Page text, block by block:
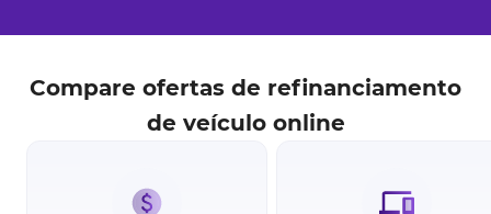
Compare ofertas de refinanciamento
de veículoonline